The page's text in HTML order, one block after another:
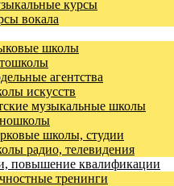
курсы
вокала
школы
агентства
искусств
музыкальные школы
школы, студии
радио, телевидения
повышение квалификации
тренинги